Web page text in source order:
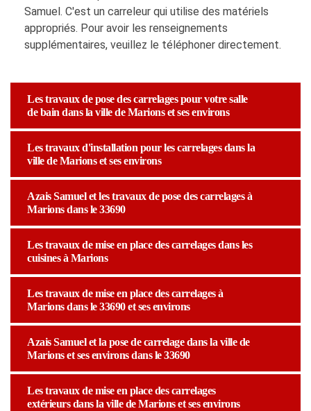
Samuel. C'est un carreleur qui utilise des matériels
appropriés. Pour avoir les renseignements
supplémentaires, veuillez le téléphoner directement.
Les travaux de pose des carrelages pour votre salle
de bain dans la ville de Marions et ses environs
Les travaux d'installation pour les carrelages dans la
ville de Marions et ses environs
Azais Samuel et les travaux de pose des carrelages à
Marions dans le 33690
Les travaux de mise en place des carrelages dans les
cuisines à Marions
Les travaux de mise en place des carrelages à
Marions dans le 33690 et ses environs
Azais Samuel et la pose de carrelage dans la ville de
Marions et ses environs dans le 33690
Les travaux de mise en place des carrelages
extérieurs dans la ville de Marions et ses environs